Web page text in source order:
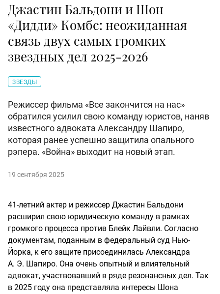
Джастин Бальдони и Шон
«Дидди» Комбс: неожиданная
связь двух самых громких
звездных дел 2025-2026
ЗВЕЗДЫ
Режиссер фильма «Все закончится на нас»
обратился усилил свою команду юристов, наняв
известного адвоката Александру Шапиро,
которая ранее успешно защитила опального
рэпера. «Война» выходит на новый этап.
19 сентября 2025
41-летний актер и режиссер Джастин Бальдони
расширил свою юридическую команду в рамках
громкого процесса против Блейк Лайвли. Согласно
документам, поданным в федеральный суд Нью-
Йорка, к его защите присоединилась Александра
А. Э. Шапиро. Она очень опытный и влиятельный
адвокат, участвовавший в ряде резонансных дел. Так
в 2025 году она представляла интересы Шона